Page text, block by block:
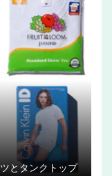
とタンクトップ